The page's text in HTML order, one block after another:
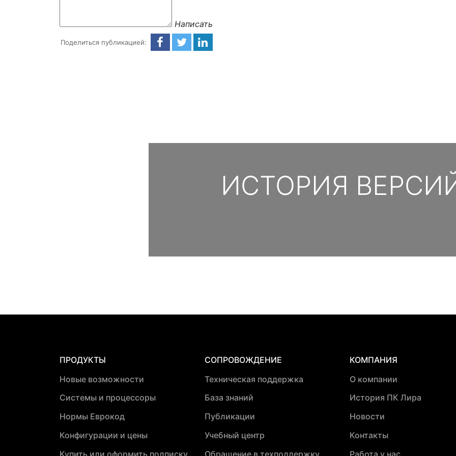
Написать
Поделиться публикацией:
ИСТОРИЯ
ПРОДУКТЫ
Новые возможности
Системы и процессоры
Нормы Еврокод
Конфигурации и цены
Купить или оформить подписку
СОПРОВОЖДЕНИЕ
Техническая поддержка
База знаний
Публикации
Учебный центр
Обращение в техподдержку
КОМПАНИЯ
О компании
История ПК Лира
Новости
Контакты
Работа у нас